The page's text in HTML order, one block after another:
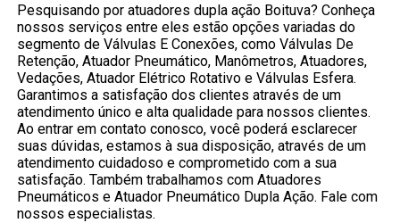
Pesquisando por atuadores dupla ação Boituva? Conheça
nossos serviços entre eles estão opções variadas do
segmento de Válvulas E Conexões, como Válvulas De
Retenção, Atuador Pneumático, Manômetros, Atuadores,
Vedações, Atuador Elétrico Rotativo e Válvulas Esfera.
Garantimos a satisfação dos clientes através de um
atendimento único e alta qualidade para nossos clientes.
Ao entrar em contato conosco, você poderá esclarecer
suas dúvidas, estamos à sua disposição, através de um
atendimento cuidadoso e comprometido com a sua
satisfação. Também trabalhamos com Atuadores
Pneumáticos e Atuador Pneumático Dupla Ação. Fale com
nossos especialistas.